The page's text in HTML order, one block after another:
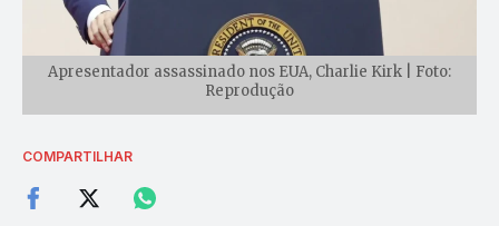
Apresentador assassinado nos EUA, Charlie Kirk | Foto:
Reprodução
COMPARTILHAR